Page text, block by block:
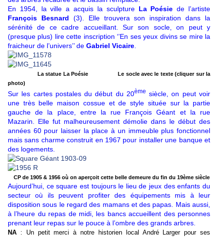
En 1954, la ville a acquis la sculpture La Poésie de l’artiste
François Besnard (3). Elle trouvera son inspiration dans la
sérénité de ce cadre accueillant. Sur son socle, on peut y
(presque plus) lire cette inscription ‘’En ses yeux divins se mire la
fraicheur de l’univers’’ de Gabriel Vicaire
La statue La Poésie Le socle avec le texte (cliquer sur la
photo)
Sur les cartes postales du début du 20ème siècle, on peut voir
une très belle maison cossue et de style située sur la partie
gauche de la place, entre la rue François Géant et la rue
Mazarin. Elle fut malheureusement démolie dans le début des
années 60 pour laisser la place à un immeuble plus fonctionnel
mais sans charme construit en 1967 pour installer une banque et
des logements.
CP de 1905 & 1956 où on aperçoit cette belle demeure du fin du 19ème siècle
Aujourd’hui, ce square est toujours le lieu de jeux des enfants du
secteur où ils peuvent profiter des équipements mis à leur
disposition sous le regard des mamans et des papas. Mais aussi,
à l’heure du repas de midi, les bancs accueillent des personnes
prenant leur repas sur le pouce à l’ombre des grands arbres.
NA : Un petit merci à notre historien local André Larger pour ses